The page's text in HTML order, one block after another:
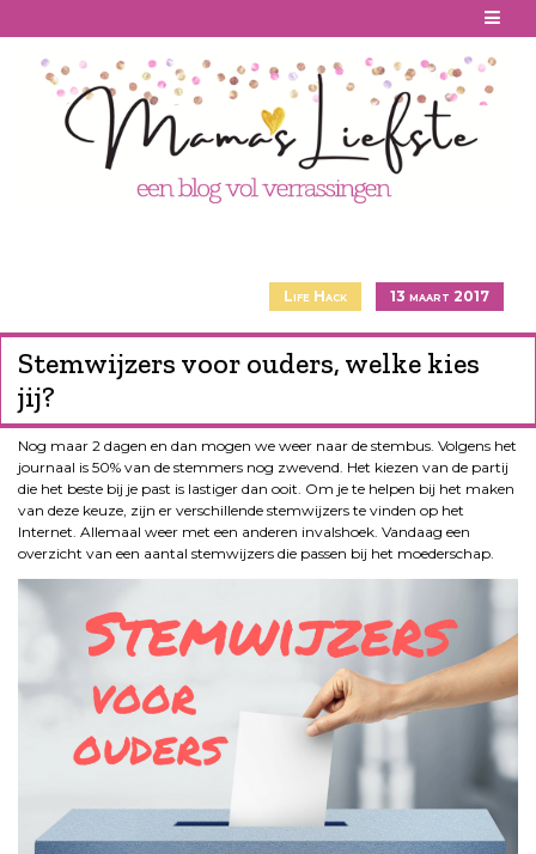
Life Hack 13 maart 2017
Stemwijzers voor ouders, welke kies
jij?
Nog maar 2 dagen en dan mogen we weer naar de stembus. Volgens het
journaal is 50% van de stemmers nog zwevend. Het kiezen van de partij
die het beste bij je past is lastiger dan ooit. Om je te helpen bij het maken
van deze keuze, zijn er verschillende stemwijzers te vinden op het
Internet. Allemaal weer met een anderen invalshoek. Vandaag een
overzicht van een aantal stemwijzers die passen bij het moederschap.